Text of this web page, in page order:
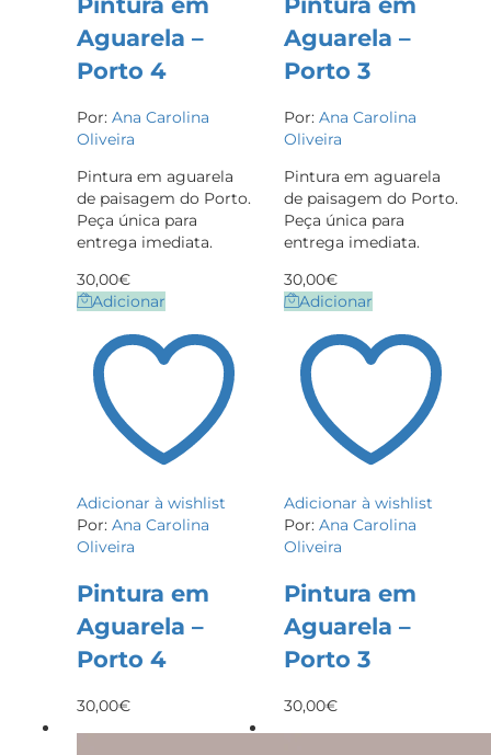
Aguarela –
Porto 4
Por: Ana Carolina
Oliveira
Pintura em aguarela
de paisagem do Porto.
Peça única para
entrega imediata.
30,00€
Adicionar
Adicionar à wishlist
Por: Ana Carolina
Oliveira
Pintura em
Aguarela –
Porto 4
30,00€
Aguarela –
Porto 3
Por: Ana Carolina
Oliveira
Pintura em aguarela
de paisagem do Porto.
Peça única para
entrega imediata.
30,00€
Adicionar
Adicionar à wishlist
Por: Ana Carolina
Oliveira
Pintura em
Aguarela –
Porto 3
30,00€